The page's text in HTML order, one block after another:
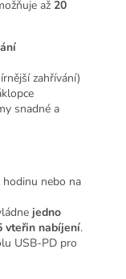
až 20
zahřívání)
snadné a
hodinu nebo na
jedno
vteřin nabíjení.
USB-PD pro